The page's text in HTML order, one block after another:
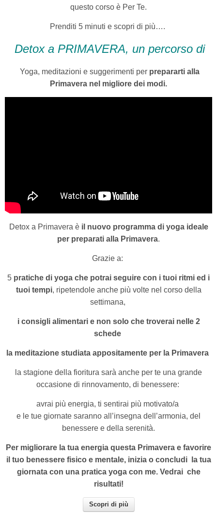
questo corso è Per Te.
Prenditi 5 minuti e scopri di più….
Detox a PRIMAVERA, un percorso di
Yoga, meditazioni e suggerimenti per prepararti alla
Primavera nel migliore dei modi.
Detox a Primavera è il nuovo programma di yoga ideale
per preparati alla Primavera.
Grazie a:
5 pratiche di yoga che potrai seguire con i tuoi ritmi ed i
tuoi tempi, ripetendole anche più volte nel corso della
settimana,
i consigli alimentari e non solo che troverai nelle 2
schede
la meditazione studiata appositamente per la Primavera
la stagione della fioritura sarà anche per te una grande
occasione di rinnovamento, di benessere:
avrai più energia, ti sentirai più motivato/a
e le tue giornate saranno all’insegna dell’armonia, del
benessere e della serenità.
Per migliorare la tua energia questa Primavera e favorire
il tuo benessere fisico e mentale, inizia o concludi la tua
giornata con una pratica yoga con me. Vedrai che
risultati!
Scopri di più